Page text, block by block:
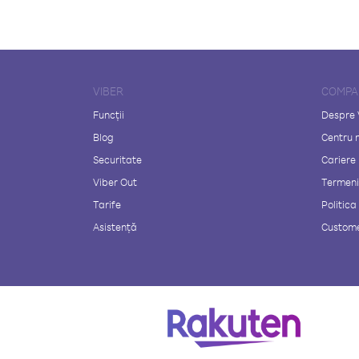
VIBER
Funcții
Blog
Securitate
Viber Out
Tarife
Asistență
Despre
Centru
Cariere